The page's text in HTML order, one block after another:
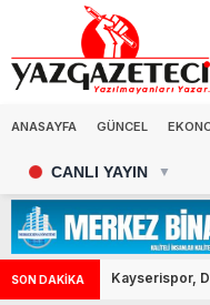
ANASAYFA GÜNCEL
CANLI YAYIN ▼
SON DAKİKA Kayserispor,